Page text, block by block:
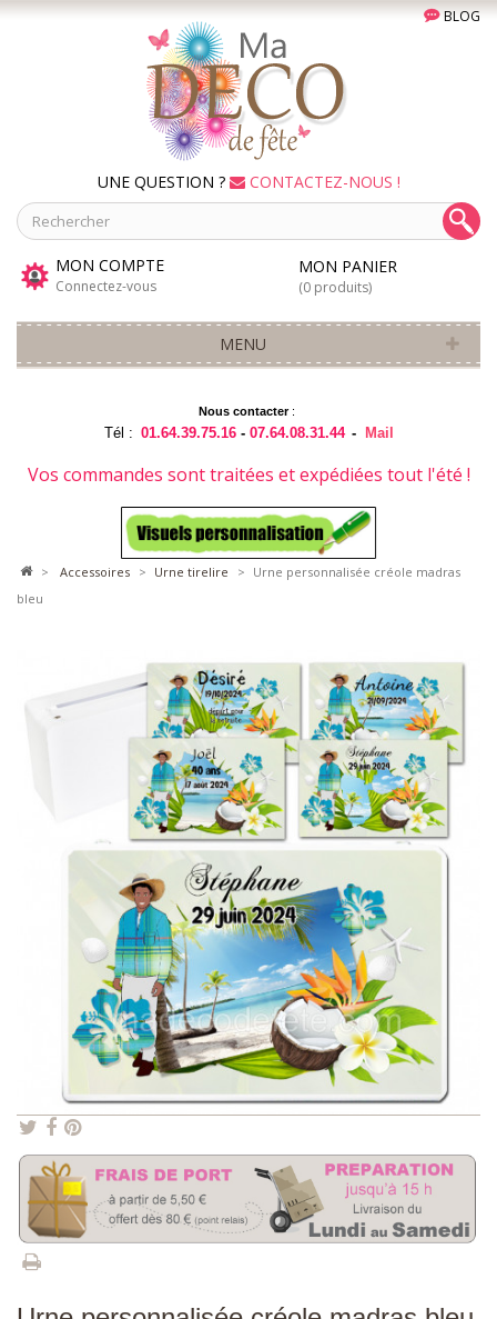
BLOG
UNE QUESTION ? CONTACTEZ-NOUS !
MON COMPTE
Connectez-vous
MON PANIER
(0 produits)
MENU
Nous contacter:
Tél : 01.64.39.75.16 -07.64.08.31.44 - Mail
Vos commandes sont traitées et expédiées tout l'été !
> accessoires > urne tirelire > Urne personnalisée créole madras
bleu